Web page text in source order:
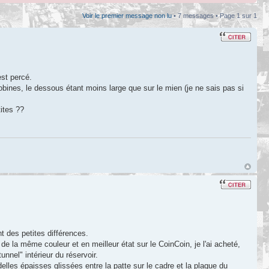
Voir le premier message non lu• 7 messages • Page1sur 1
percé.
le dessous étant moins large que sur le mien (je ne sais pas si
??
des petites différences.
la même couleur et en meilleur état sur le CoinCoin, je l'ai acheté,
intérieur du réservoir.
épaisses glissées entre la patte sur le cadre et la plaque du